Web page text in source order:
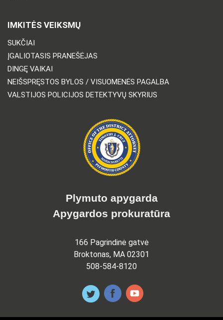
IMKITĖS VEIKSMŲ
SUKČIAI
ĮGALIOTASIS PRANEŠĖJAS
DINGĘ VAIKAI
NEIŠSPRĘSTOS BYLOS / VISUOMENĖS PAGALBA
VALSTIJOS POLICIJOS DETEKTYVŲ SKYRIUS
Plymuto apygarda
Apygardos prokuratūra
166 Pagrindinė gatvė
Broktonas, MA 02301
508-584-8120